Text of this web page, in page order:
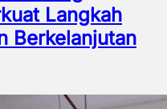
Langkah
Berkelanjutan